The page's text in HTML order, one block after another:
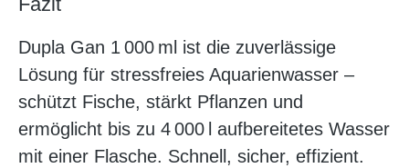
Dupla Gan 1 000 ml ist die zuverlässige
Lösung für stressfreies Aquarienwasser –
schützt Fische, stärkt Pflanzen und
ermöglicht bis zu 4 000 l aufbereitetes Wasser
mit einer Flasche. Schnell, sicher, effizient.